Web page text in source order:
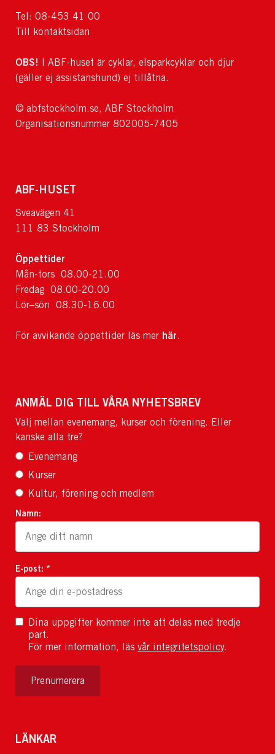
Tel: 08-453 41 00
Till kontaktsidan
OBS! I ABF-huset är cyklar, elsparkcyklar och djur
(gäller ej assistanshund) ej tillåtna.
© abfstockholm.se, ABF Stockholm
Organisationsnummer 802005-7405
ABF-HUSET
Sveavägen 41
111 83 Stockholm
Öppettider
Mån-tors 08.00-21.00
Fredag 08.00-20.00
Lör–sön 08.30-16.00
För avvikande öppettider läs mer här.
ANMÄL DIG TILL VÅRA NYHETSBREV
Välj mellan evenemang, kurser och förening. Eller
kanske alla tre?
Evenemang
Kurser
Kultur, förening och medlem
Namn:
E-post: *
Dina uppgifter kommer inte att delas med tredje
part.
För mer information, läs vår integritetspolicy.
Prenumerera
LÄNKAR